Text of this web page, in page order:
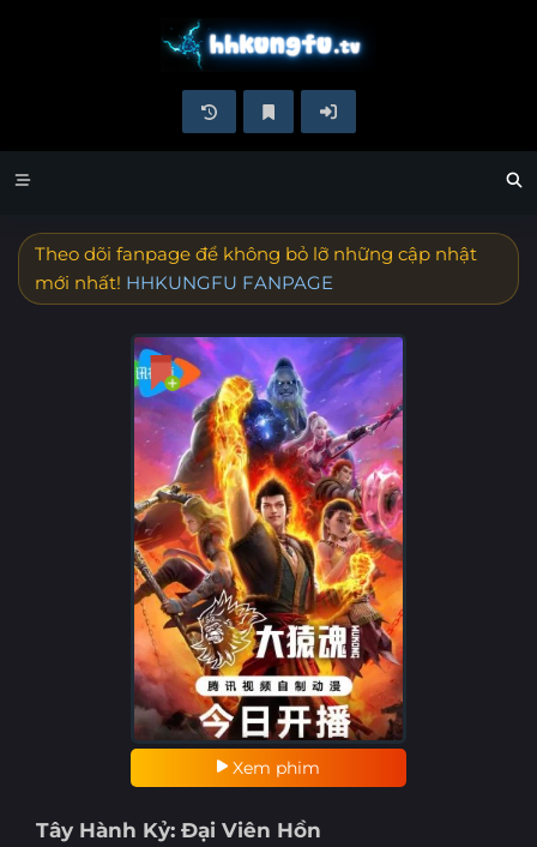
Theo dõi fanpage để không bỏ lỡ những cập nhật
mới nhất! HHKUNGFU FANPAGE
Xem phim
Tây Hành Kỷ: Đại Viên Hồn